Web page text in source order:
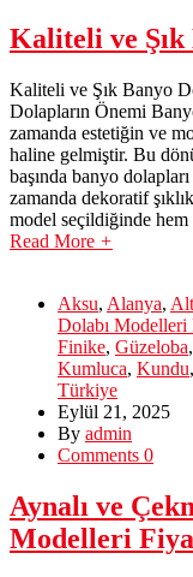
Kaliteli ve Şık
Kaliteli ve Şık Banyo
Dolapların Önemi
zamanda estetiğin ve
haline gelmiştir. Bu
başında banyo
zamanda dekoratif
model seçildiğinde
Read More +
Aksu, Alanya,
Dolabı Modelleri
Finike, Güzeloba,
Kumluca, Kundu,
Türkiye
Eylül 21, 2025
By admin
Comments 0
Aynalı ve
Modelleri